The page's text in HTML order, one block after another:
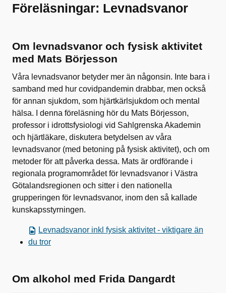
Föreläsningar: Levnadsvanor
Om levnadsvanor och fysisk aktivitet
med Mats Börjesson
Våra levnadsvanor betyder mer än någonsin. Inte bara i
samband med hur covidpandemin drabbar, men också
för annan sjukdom, som hjärtkärlsjukdom och mental
hälsa. I denna föreläsning hör du Mats Börjesson,
professor i idrottsfysiologi vid Sahlgrenska Akademin
och hjärtläkare, diskutera betydelsen av våra
levnadsvanor (med betoning på fysisk aktivitet), och om
metoder för att påverka dessa. Mats är ordförande i
regionala programområdet för levnadsvanor i Västra
Götalandsregionen och sitter i den nationella
grupperingen för levnadsvanor, inom den så kallade
kunskapsstyrningen.
Levnadsvanor inkl fysisk aktivitet - viktigare än
du tror
Om alkohol med Frida Dangardt